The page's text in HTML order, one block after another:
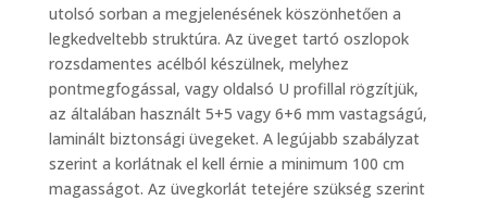
utolsó sorban a megjelenésének köszönhetően a
legkedveltebb struktúra. Az üveget tartó oszlopok
rozsdamentes acélból készülnek, melyhez
pontmegfogással, vagy oldalsó U profillal rögzítjük,
az általában használt 5+5 vagy 6+6 mm vastagságú,
laminált biztonsági üvegeket. A legújabb szabályzat
szerint a korlátnak el kell érnie a minimum 100 cm
magasságot. Az üvegkorlát tetejére szükség szerint